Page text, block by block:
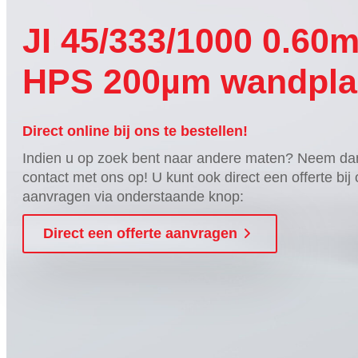
JI 45/333/1000
HPS 200µm
Direct online bij ons te bestellen!
Indien u op zoek bent naar andere maten? Neem
contact met ons op! U kunt ook direct een offerte bij
aanvragen via onderstaande knop:
Direct een offerte aanvragen